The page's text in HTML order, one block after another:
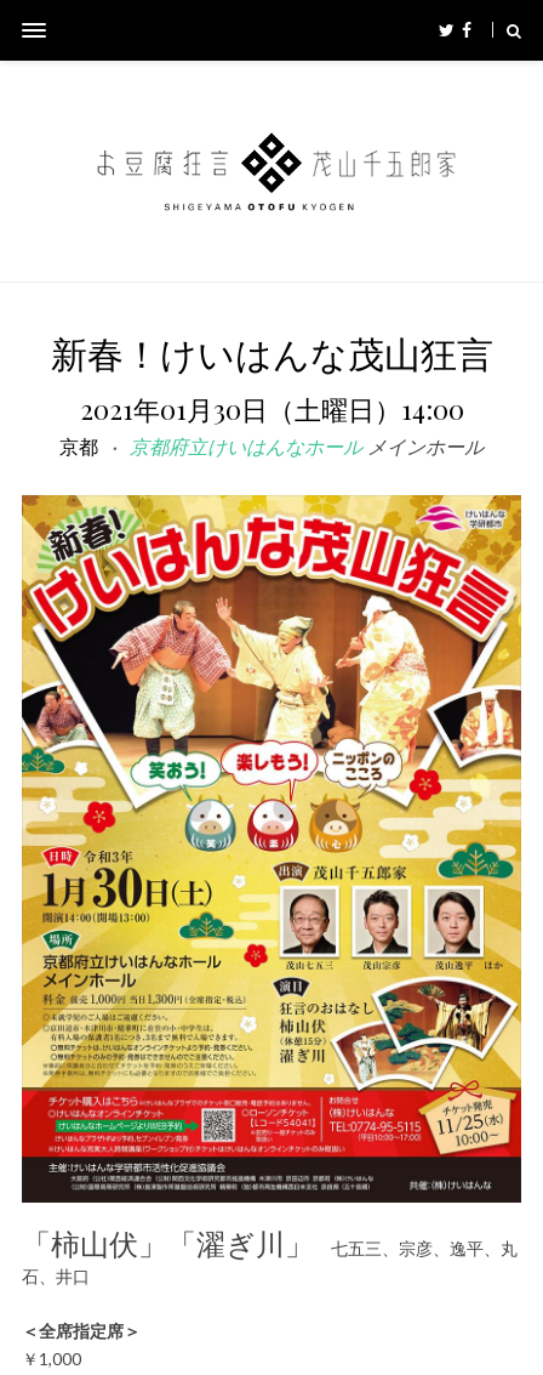
新春！けいはんな茂山狂言
2021年01月30日（土曜日）14:00
京都 京都府立けいはんなホールメインホール
「柿山伏」「濯ぎ川」
七五三、宗彦、逸平、丸
石、井口
＜全席指定席＞
￥1,000